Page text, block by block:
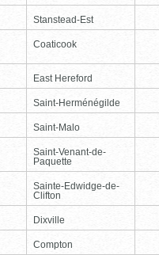
Stanstead-Est
Coaticook
East Hereford
Saint-Herménégilde
Saint-Malo
Saint-Venant-de-
Paquette
Sainte-Edwidge-de-
Clifton
Dixville
Compton